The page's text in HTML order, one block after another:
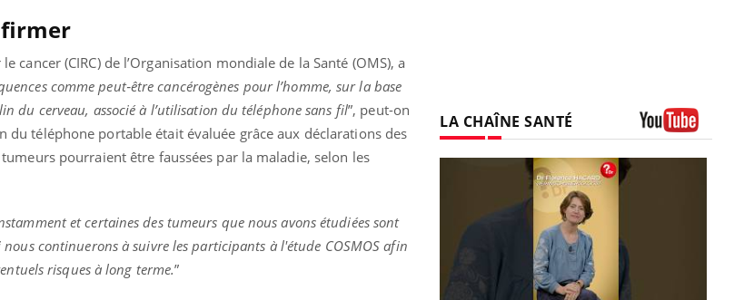
cancer (CIRC) de l’Organisation mondiale de la Santé (OMS), a
comme peut‐être cancérogènes pour l’homme, sur la base
du cerveau, associé à l’utilisation du téléphone sans fil”, peut-on
du téléphone portable était évaluée grâce aux déclarations des
pourraient être faussées par la maladie, selon les
et certaines des tumeurs que nous avons étudiées sont
continuerons à suivre les participants à l'étude COSMOS afin
risques à long terme.”
LA CHAÎNE SANTÉ